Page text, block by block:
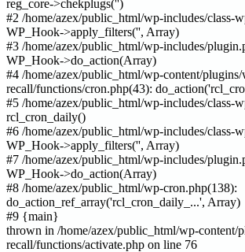
reg_core->chekplugs('')
#2 /home/azex/public_html/wp-includes/class-
WP_Hook->apply_filters('', Array)
#3 /home/azex/public_html/wp-includes/
WP_Hook->do_action(Array)
#4 /home/azex/public_html/wp-content/
recall/functions/cron.php(43):
#5 /home/azex/public_html/wp-includes/class-
rcl_cron_daily()
#6 /home/azex/public_html/wp-includes/class-
WP_Hook->apply_filters('', Array)
#7 /home/azex/public_html/wp-includes/
WP_Hook->do_action(Array)
#8 /home/azex/public_html/wp-cron.php(138):
do_action_ref_array('rcl_cron_daily_...', Array)
#9 {main}
thrown in /home/azex/public_html/wp-content/
recall/functions/activate.php on line 76